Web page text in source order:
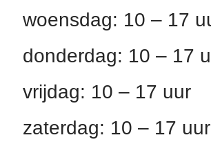
woensdag: 10 – 17
donderdag: 10 – 17
vrijdag: 10 – 17 uur
zaterdag: 10 – 17 uur